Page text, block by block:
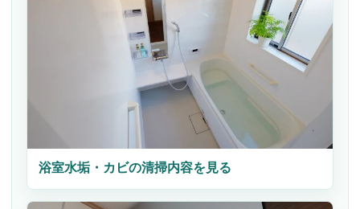
浴室水垢・カビの清掃内容を見る